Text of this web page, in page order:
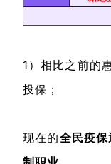
1）相比之前的
投保；
现在的全民疫